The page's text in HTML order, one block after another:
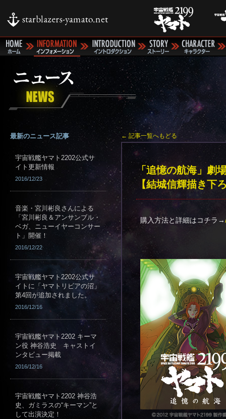
最新のニュース記事
宇宙戦艦ヤマト2202公式サ
イト更新情報
2016/12/23
音楽・宮川彬良さんによる
「宮川彬良＆アンサンブル・
ベガ、ニューイヤーコンサー
ト」開催！
2016/12/22
宇宙戦艦ヤマト2202公式サ
イトに「ヤマトリビアの沼」
第4回が追加されました。
2016/12/16
宇宙戦艦ヤマト2202 キーマ
ン役 神谷浩史 キャストイ
ンタビュー掲載
2016/12/16
宇宙戦艦ヤマト2202 神谷浩
史、ガミラスの“キーマン”と
して出演決定！
← 記事一覧へもどる
「追憶の航海」劇
【結城信輝描き下
購入方法と詳細はコチラ→